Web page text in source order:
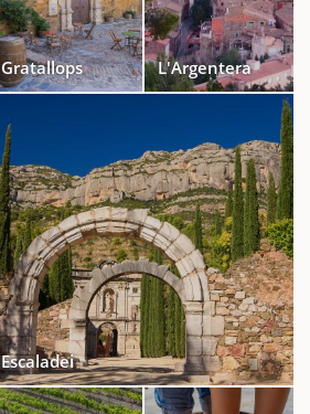
Gratallops L'Argentera
Escaladei